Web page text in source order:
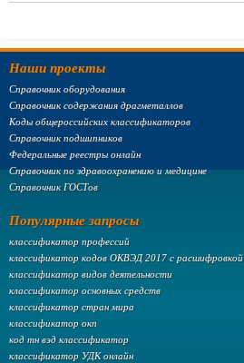
Наши проекты
Справочник оборудования
Справочник содержания драгметаллов
Коды общероссийских классификаторов
Справочник подшипников
Федеральные реестры онлайн
Справочник по здравоохранению и медицине
Справочник ГОСТов
Популярные запросы
классификатор профессий
классификатор кодов ОКВЭД 2017 с расшифровкой
классификатор видов деятельности
классификатор основных средств
классификатор стран мира
классификатор окп
код тн вэд классификатор
классификатор УДК онлайн